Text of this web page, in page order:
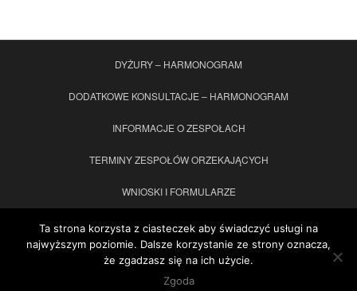
DYŻURY – HARMONOGRAM
DODATKOWE KONSULTACJE – HARMONOGRAM
INFORMACJE O ZESPOŁACH
TERMINY ZESPOŁÓW ORZEKAJĄCYCH
WNIOSKI I FORMULARZE
ORZECZENIA/OPINIA WWR – druki do pobrania KONTAKT
STANDARDY OCHRONY MAŁOLETNICH
ColorlibDziała na
Ta strona korzysta z ciasteczek aby świadczyć usługi na
najwyższym poziomie. Dalsze korzystanie ze strony oznacza,
że zgadzasz się na ich użycie.
Zgoda